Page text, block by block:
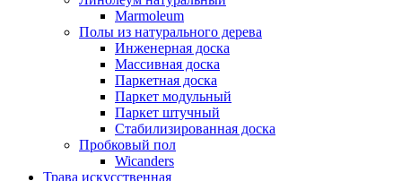
Marmoleum
Полы из натурального дерева
Инженерная доска
Массивная доска
Паркетная доска
Паркет модульный
Паркет штучный
Стабилизированная доска
Пробковый пол
Wicanders
Трава искусственная